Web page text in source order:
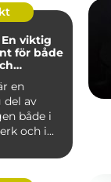
viktig
för både
en
del av
både i
och i...